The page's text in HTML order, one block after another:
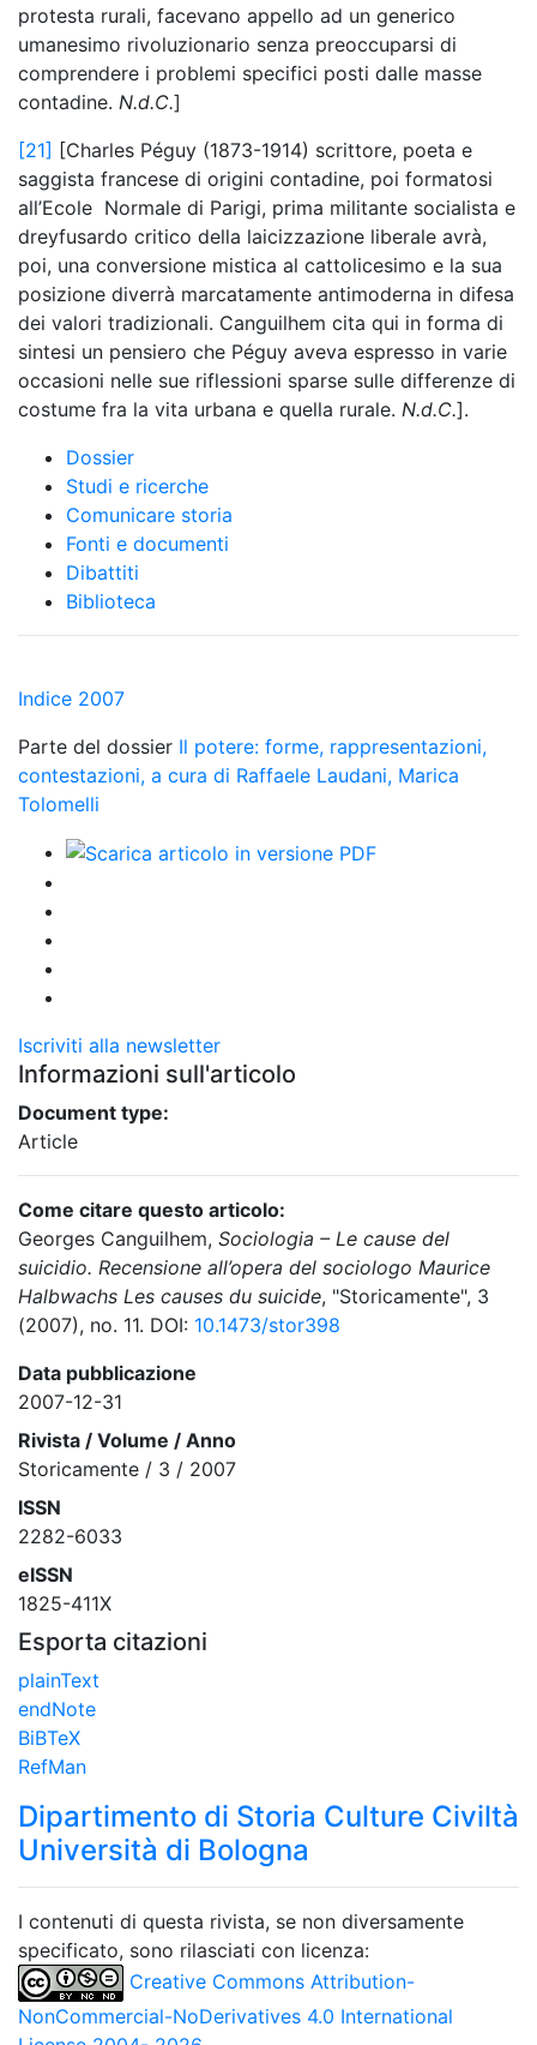
protesta rurali, facevano appello ad un generico
umanesimo rivoluzionario senza preoccuparsi di
comprendere i problemi specifici posti dalle masse
contadine. N.d.C.]
[21] [Charles Péguy (1873-1914) scrittore, poeta e
saggista francese di origini contadine, poi formatosi
all’Ecole Normale di Parigi, prima militante socialista e
dreyfusardo critico della laicizzazione liberale avrà,
poi, una conversione mistica al cattolicesimo e la sua
posizione diverrà marcatamente antimoderna in difesa
dei valori tradizionali. Canguilhem cita qui in forma di
sintesi un pensiero che Péguy aveva espresso in varie
occasioni nelle sue riflessioni sparse sulle differenze di
costume fra la vita urbana e quella rurale. N.d.C.].
Dossier
Studi e ricerche
Comunicare storia
Fonti e documenti
Dibattiti
Biblioteca
Indice 2007
Parte del dossier Il potere: forme, rappresentazioni,
contestazioni, a cura di Raffaele Laudani, Marica
Tolomelli
Iscriviti alla newsletter
Informazioni sull'articolo
Document type:
Article
Come citare questo articolo:
Georges Canguilhem, Sociologia – Le cause del
suicidio. Recensione all’opera del sociologo Maurice
Halbwachs Les causes du suicide, "Storicamente", 3
(2007), no. 11. DOI: 10.1473/stor398
Data pubblicazione
2007-12-31
Rivista / Volume / Anno
Storicamente / 3 / 2007
ISSN
2282-6033
eISSN
1825-411X
Esporta citazioni
plainText
endNote
BiBTeX
RefMan
Dipartimento di Storia Culture Civiltà
Università di Bologna
I contenuti di questa rivista, se non diversamente
specificato, sono rilasciati con licenza:
Creative Commons Attribution-
NonCommercial-NoDerivatives 4.0 International